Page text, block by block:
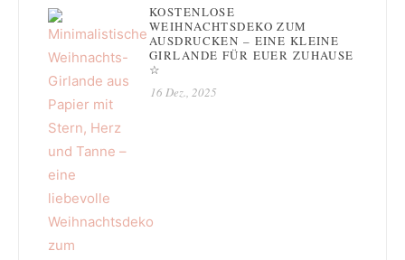
KOSTENLOSE
WEIHNACHTSDEKO ZUM
AUSDRUCKEN – EINE KLEINE
GIRLANDE FÜR EUER ZUHAUSE
☆
16 Dez., 2025